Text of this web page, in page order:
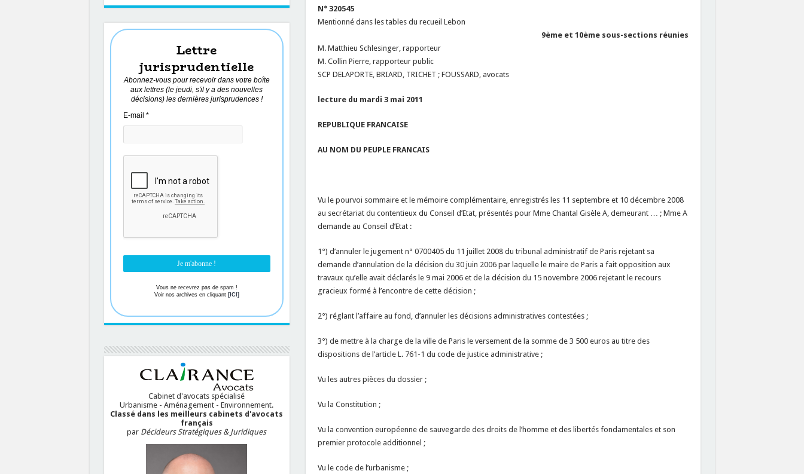
N° 320545
Mentionné dans les tables du recueil Lebon
9ème et 10ème sous-sections réunies
M. Matthieu Schlesinger, rapporteur
M. Collin Pierre, rapporteur public
SCP DELAPORTE, BRIARD, TRICHET ; FOUSSARD, avocats
lecture du mardi 3 mai 2011
REPUBLIQUE FRANCAISE
AU NOM DU PEUPLE FRANCAIS
Vu le pourvoi sommaire et le mémoire complémentaire, enregistrés les 11 septembre et 10 décembre 2008
au secrétariat du contentieux du Conseil d’Etat, présentés pour Mme Chantal Gisèle A, demeurant … ; Mme A
demande au Conseil d’Etat :
1°) d’annuler le jugement n° 0700405 du 11 juillet 2008 du tribunal administratif de Paris rejetant sa
demande d’annulation de la décision du 30 juin 2006 par laquelle le maire de Paris a fait opposition aux
travaux qu’elle avait déclarés le 9 mai 2006 et de la décision du 15 novembre 2006 rejetant le recours
gracieux formé à l’encontre de cette décision ;
2°) réglant l’affaire au fond, d’annuler les décisions administratives contestées ;
3°) de mettre à la charge de la ville de Paris le versement de la somme de 3 500 euros au titre des
dispositions de l’article L. 761-1 du code de justice administrative ;
Vu les autres pièces du dossier ;
Vu la Constitution ;
Vu la convention européenne de sauvegarde des droits de l’homme et des libertés fondamentales et son
premier protocole additionnel ;
Vu le code de l’urbanisme ;
Lettre
jurisprudentielle
Abonnez-vous pour recevoir dans votre boîte
aux lettres (le jeudi, s'il y a des nouvelles
décisions) les dernières jurisprudences !
E-mail *
Vous ne recevrez pas de spam !
Voir nos archives en cliquant [ICI]
Cabinet d'avocats spécialisé
Urbanisme - Aménagement - Environnement.
Classé dans les meilleurs cabinets d'avocats
français
par Décideurs Stratégiques & Juridiques